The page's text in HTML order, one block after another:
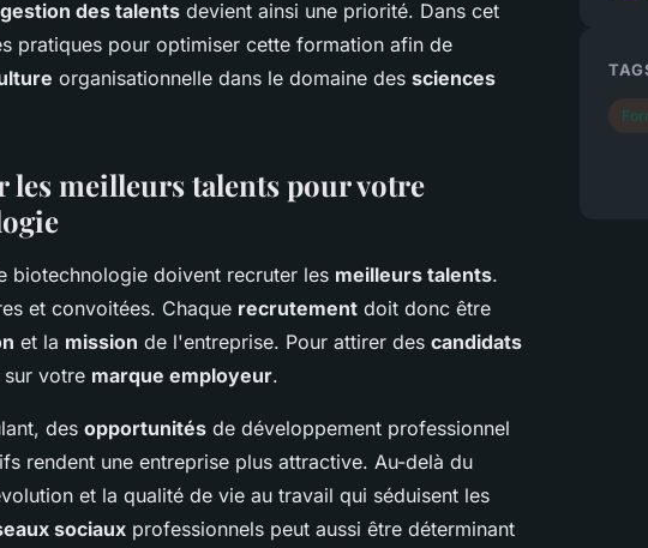
des talents devient ainsi une priorité. Dans cet
pratiques pour optimiser cette formation afin de
organisationnelle dans le domaine des sciences
meilleurs talents pour votre
biotechnologie doivent recruter les meilleurs talents.
et convoitées. Chaque recrutement doit donc être
et la mission de l'entreprise. Pour attirer des candidats
votre marque employeur.
des opportunités de développement professionnel
rendent une entreprise plus attractive. Au-delà du
et la qualité de vie au travail qui séduisent les
sociaux professionnels peut aussi être déterminant